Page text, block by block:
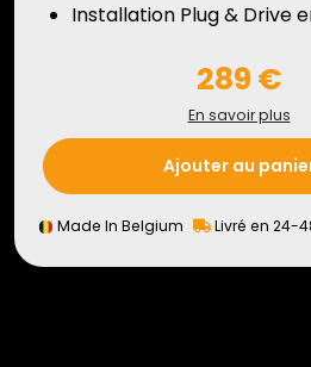
Installation Plug & Drive
289 €
En savoir plus
Ajouter au
Made In Belgium Livré en 24-